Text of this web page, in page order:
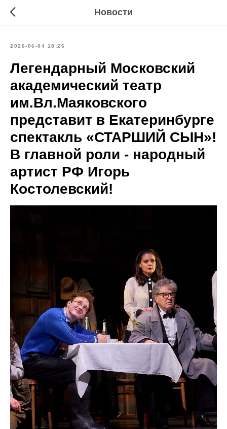
Новости
2026-06-04 18:26
Легендарный Московский
академический театр
им.Вл.Маяковского
представит в Екатеринбурге
спектакль «СТАРШИЙ СЫН»!
В главной роли - народный
артист РФ Игорь
Костолевский!